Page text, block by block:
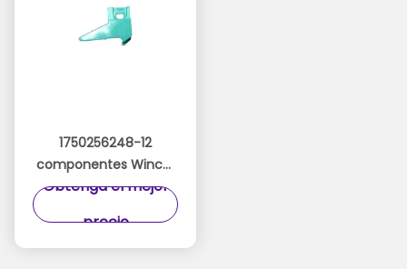
1750256248-12
componentes Wincor
TP28 del cajero
mecanismo del
Obtenga el mejor
precio